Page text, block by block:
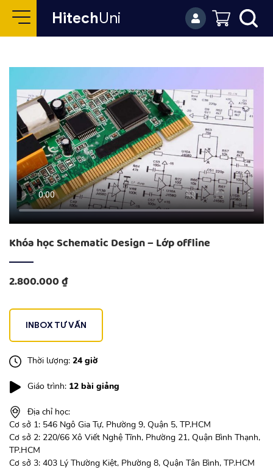
HitechUni
Khóa học Schematic Design – Lớp offline
2.800.000₫
INBOX TƯ VẤN
Thời lượng: 24 giờ
Giáo trình: 12 bài giảng
Địa chỉ học:
Cơ sở 1: 546 Ngô Gia Tự, Phường 9, Quận 5, TP.HCM
Cơ sở 2: 220/66 Xô Viết Nghệ Tĩnh, Phường 21, Quận Bình Thạnh,
TP.HCM
Cơ sở 3: 403 Lý Thường Kiệt, Phường 8, Quận Tân Bình, TP.HCM